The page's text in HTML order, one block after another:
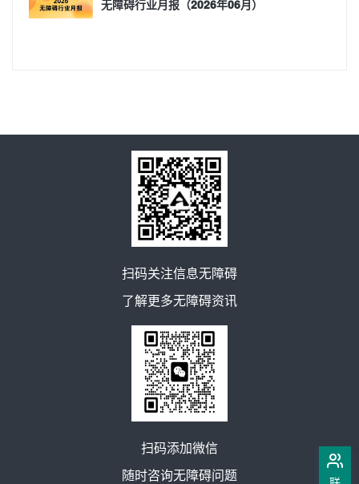
无障碍行业月报（2026年06月）
扫码关注信息无障碍
了解更多无障碍资讯
扫码添加微信
随时咨询无障碍问题